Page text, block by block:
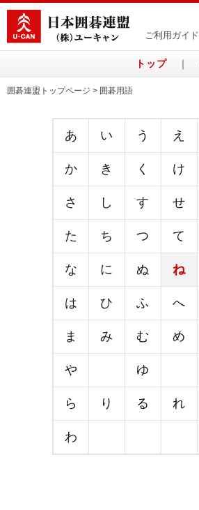
ご利用ガイド
トップ ｜
囲碁連盟トップページ > 囲碁用語
あ い う え
か き く け
さ し す せ
た ち つ て
な に ぬ ね
は ひ ふ へ
ま み む め
や ゆ
ら り る れ
わ